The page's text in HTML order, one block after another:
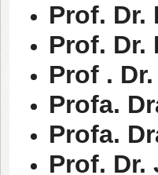
Prof.
Prof. Dr.
Prof .
Profa.
Profa.
Prof.